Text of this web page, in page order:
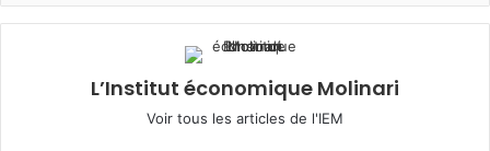
L’Institut économique Molinari
Voir tous les articles de l'IEM